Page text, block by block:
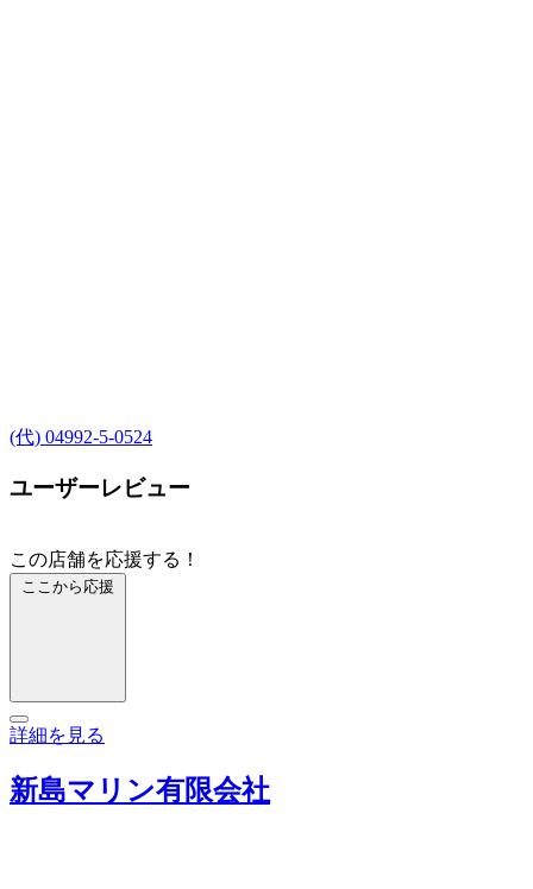
(代) 04992-5-0524
ユーザーレビュー
この店舗を応援する！
ここから応援
詳細を見る
新島マリン有限会社